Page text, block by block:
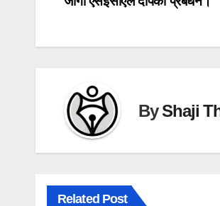
navigation
ByShaji
Related Post